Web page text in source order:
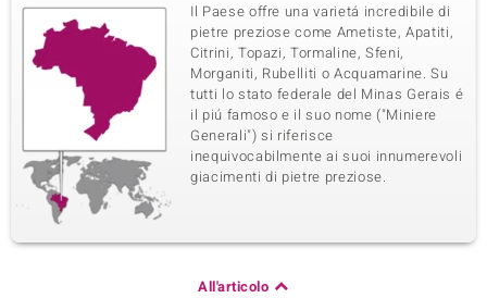
Il Paese offre una varietá incredibile di
pietre preziose come Ametiste, Apatiti,
Citrini, Topazi, Tormaline, Sfeni,
Morganiti, Rubelliti o Acquamarine. Su
tutti lo stato federale del Minas Gerais é
il piú famoso e il suo nome ("Miniere
Generali") si riferisce
inequivocabilmente ai suoi innumerevoli
giacimenti di pietre preziose.
All'articolo